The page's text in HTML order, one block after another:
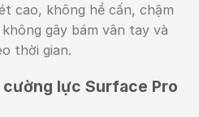
cao, không hề cấn, chậm
gây bám vân tay và
thời gian.
lực Surface Pro